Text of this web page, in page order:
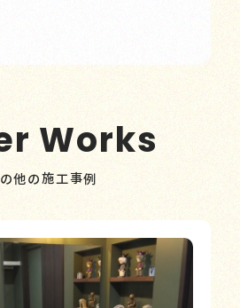
Works
他の施工事例